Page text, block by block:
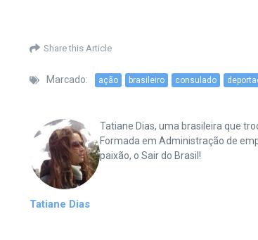
Share this Article
Marcado: ação brasileiro consulado
Tatiane Dias
Tatiane Dias, uma brasileira que
Formada em Administração de
paixão, o Sair do Brasil!